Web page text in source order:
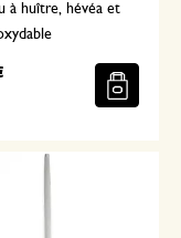
à huître, hévéa et